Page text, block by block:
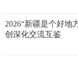
2026“新疆是个好地
创深化交流互鉴